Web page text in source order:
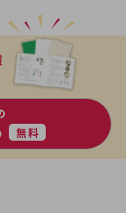
無料